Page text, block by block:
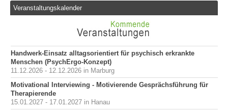
Veranstaltungskalender
Handwerk-Einsatz alltagsorientiert für psychisch erkrankte
Menschen (PsychErgo-Konzept)
11.12.2026 - 12.12.2026 in Marburg
Motivational Interviewing - Motivierende Gesprächsführung für
Therapierende
15.01.2027 - 17.01.2027 in Hanau